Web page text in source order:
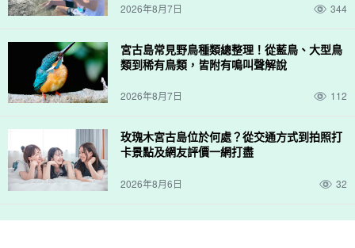
2026年8月7日 344
宮古島常見野鳥種類總整理！從藍鳥、大型鳥
類到稀有鳥類，皆附有鳴叫聲解說
2026年8月7日 112
玫瑰木宮古島位於何處？從交通方式到拍照打
卡景點及網友評價一網打盡
2026年8月6日 32